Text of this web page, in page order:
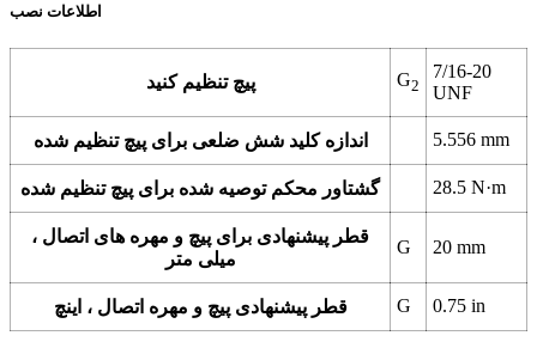
اطلاعات نصب
پیچ تنظیم کنید G2
7/16-20
UNF
اندازه کلید شش ضلعی برای پیچ تنظیم شده 5.556 mm
گشتاور محکم توصیه شده برای پیچ تنظیم شده 28.5 N·m
قطر پیشنهادی برای پیچ و مهره های اتصال ،
میلی متر
G 20 mm
قطر پیشنهادی پیچ و مهره اتصال ، اینچ G 0.75 in